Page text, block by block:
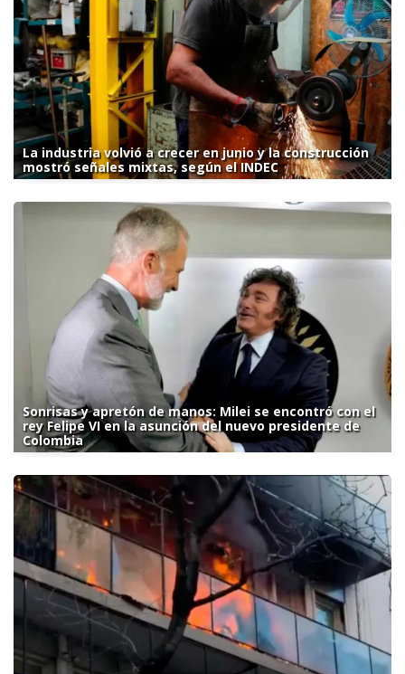
La industria volvió a crecer en junio y la construcción
mostró señales mixtas, según el INDEC
Sonrisas y apretón de manos: Milei se encontró con el
rey Felipe VI en la asunción del nuevo presidente de
Colombia